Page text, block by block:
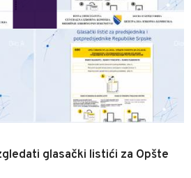
glasački listići za Opšte